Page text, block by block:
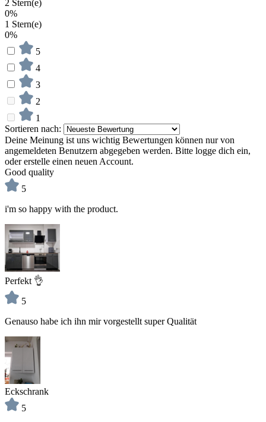
2 Stern(e)
0%
1 Stern(e)
0%
5
4
3
2
1
Sortieren nach:
Deine Meinung ist uns wichtig Bewertungen können nur von
angemeldeten Benutzern abgegeben werden. Bitte logge dich ein,
oder erstelle einen neuen Account.
Good quality
5
i'm so happy with the product.
Perfekt 👌
5
Genauso habe ich ihn mir vorgestellt super Qualität
Eckschrank
5